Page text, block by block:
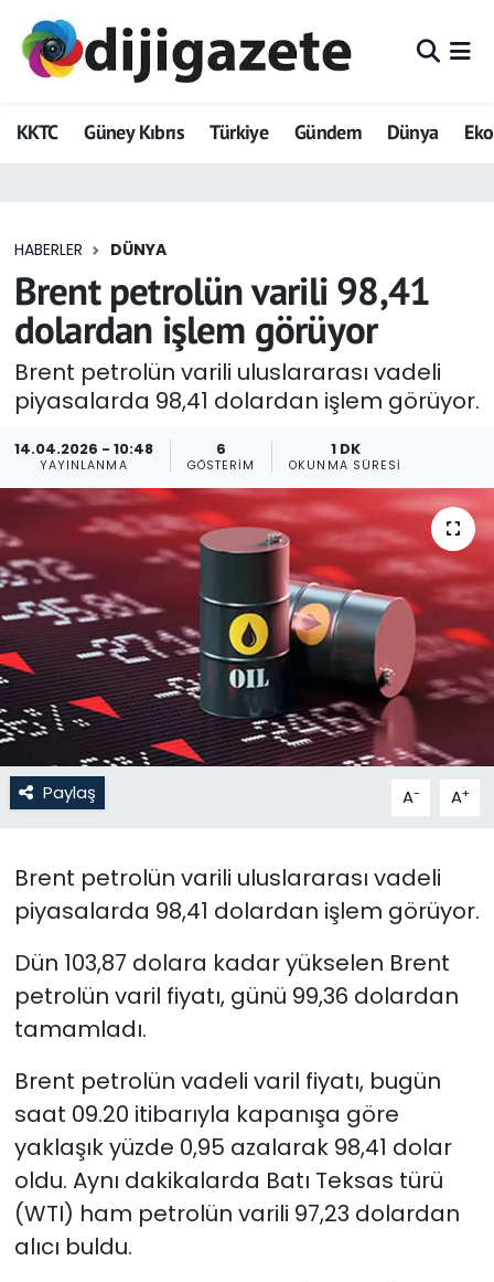
KKTC Güney Kıbrıs Türkiye Gündem Dünya
HABERLER DÜNYA
Brent petrolün varili 98,41
dolardan işlem görüyor
Brent petrolün varili uluslararası vadeli
piyasalarda 98,41 dolardan işlem görüyor.
14.04.2026 - 10:48
YAYINLANMA
6
GÖSTERIM
1 DK
OKUNMA SÜRESI
Paylaş A- A+
Brent petrolün varili uluslararası vadeli
piyasalarda 98,41 dolardan işlem görüyor.
Dün 103,87 dolara kadar yükselen Brent
petrolün varil fiyatı, günü 99,36 dolardan
tamamladı.
Brent petrolün vadeli varil fiyatı, bugün
saat 09.20 itibarıyla kapanışa göre
yaklaşık yüzde 0,95 azalarak 98,41 dolar
oldu. Aynı dakikalarda Batı Teksas türü
(WTI) ham petrolün varili 97,23 dolardan
alıcı buldu.
ADVERTORIAL
Dijigazete
Eğitim
Ekonomi
Foto Galeri
Güncel
Gündem
KKTC
KKTC YEREL SEÇİM 2018
Kültür Sanat
Magazin
Moda
Nöbetçi Eczaneler
Otomobil Dünyası
Politika
SAĞLIK
Spor
Teknoloji
TÜRKiYE
Hava Durumu
Trafik Durumu
Tüm Manşetler
Son Dakika Haberleri
Haber Arşivi